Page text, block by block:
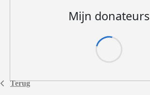
Terug
Mijn donateurs